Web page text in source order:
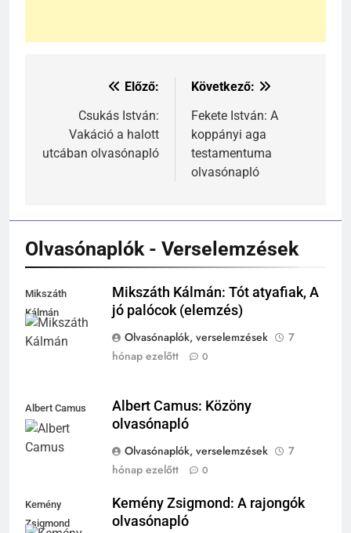
Bejegyzés
navigáció
Előző:
Csukás István:
Vakáció a halott
utcában olvasónapló
Következő:
Fekete István: A
koppányi aga
testamentuma
olvasónapló
Olvasónaplók - Verselemzések
Mikszáth
Kálmán
Mikszáth Kálmán: Tót atyafiak, A
jó palócok (elemzés)
Olvasónaplók, verselemzések
7
hónap ezelőtt
0
Albert Camus
Albert Camus: Közöny
olvasónapló
Olvasónaplók, verselemzések
7
hónap ezelőtt
0
Kemény
Zsigmond
Kemény Zsigmond: A rajongók
olvasónapló
Ki találta fel a gőzgépet?
KI TALÁLTA FEL
TÖRTÉNELEM ÉRDEKESSÉGEK
Kik voltak a három királyok?
KIK VOLTAK?
TÖRTÉNELEM ÉRDEKESSÉGEK
A középkor titkai: Mi rejtőzött a
várak falai mögött?
MIKOR VOLT?
244
Mikor volt a római birodalom
bukása, és mi történt utána?
MIKOR VOLT?
TÖRTÉNELEM ÉRDEKESSÉGEK
1
Ki volt Zeusz?